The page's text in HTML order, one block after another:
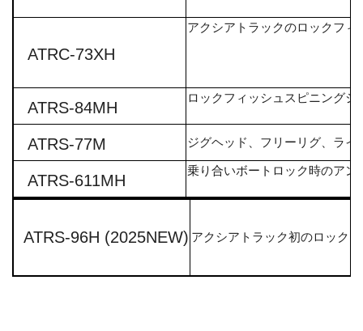
ATRC-73XH
アクシアトラックのロックフ
ATRS-84MH
ロックフィッシュスピニング
ATRS-77M ジグヘッド、フリーリグ、ラ
ATRS-611MH
乗り合いボートロック時のア
ATRS-96H (2025NEW) アクシアトラック初のロック